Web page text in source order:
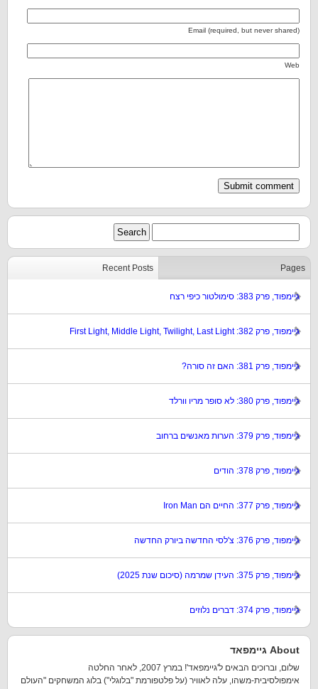
Email (required, but never shared)
Web
Recent Posts Pages
גיימפוד, פרק 383: סימולטור כיפי רצח
גיימפוד, פרק 382: First Light, Middle Light, Twilight, Last Light
גיימפוד, פרק 381: האם זה סורה?
גיימפוד, פרק 380: לא סופר מריו וורלד
גיימפוד, פרק 379: הערות מאנשים ברחוב
גיימפוד, פרק 378: הודים
גיימפוד, פרק 377: החיים הם Iron Man
גיימפוד, פרק 376: צ'לסי החדשה ביורק החדשה
גיימפוד, פרק 375: העידן שמרמה (סיכום שנת 2025)
גיימפוד, פרק 374: דברים נלוזים
About גיימפאד
שלום, וברוכים הבאים ל'גיימפאד'! במרץ 2007, לאחר החלטה
אימפולסיבית-משהו, עלה לאוויר (על פלטפורמת "בלוגלי") בלוג המשחקים "העולם